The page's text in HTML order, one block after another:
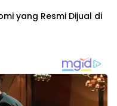
yang Resmi Dijual di